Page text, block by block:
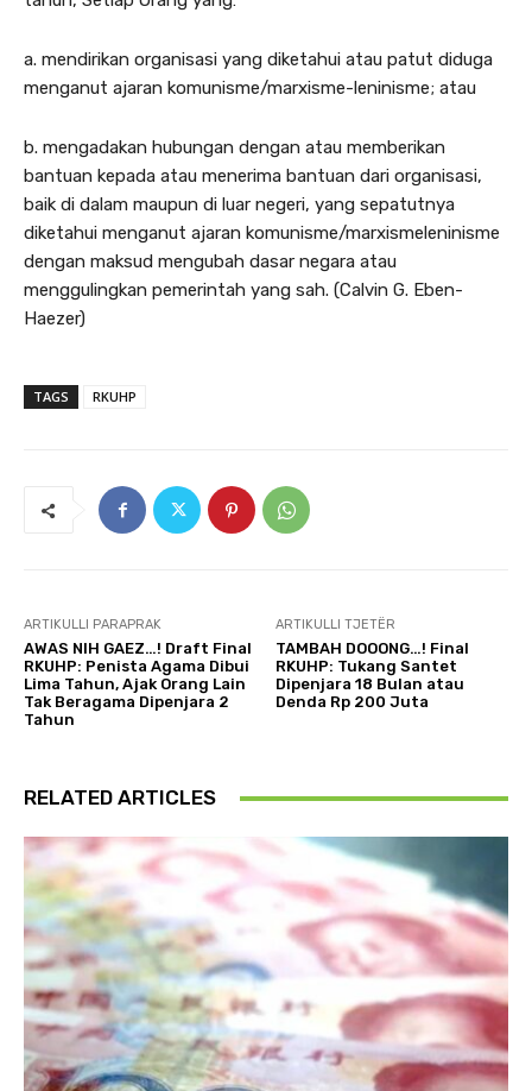
a. mendirikan organisasi yang diketahui atau patut diduga
menganut ajaran komunisme/marxisme-leninisme; atau
b. mengadakan hubungan dengan atau memberikan
bantuan kepada atau menerima bantuan dari organisasi,
baik di dalam maupun di luar negeri, yang sepatutnya
diketahui menganut ajaran komunisme/marxismeleninisme
dengan maksud mengubah dasar negara atau
menggulingkan pemerintah yang sah. (Calvin G. Eben-
Haezer)
TAGS RKUHP
ARTIKULLI PARAPRAK
AWAS NIH GAEZ…! Draft Final
RKUHP: Penista Agama Dibui
Lima Tahun, Ajak Orang Lain
Tak Beragama Dipenjara 2
Tahun
ARTIKULLI TJETËR
TAMBAH DOOONG…! Final
RKUHP: Tukang Santet
Dipenjara 18 Bulan atau
Denda Rp 200 Juta
RELATED ARTICLES